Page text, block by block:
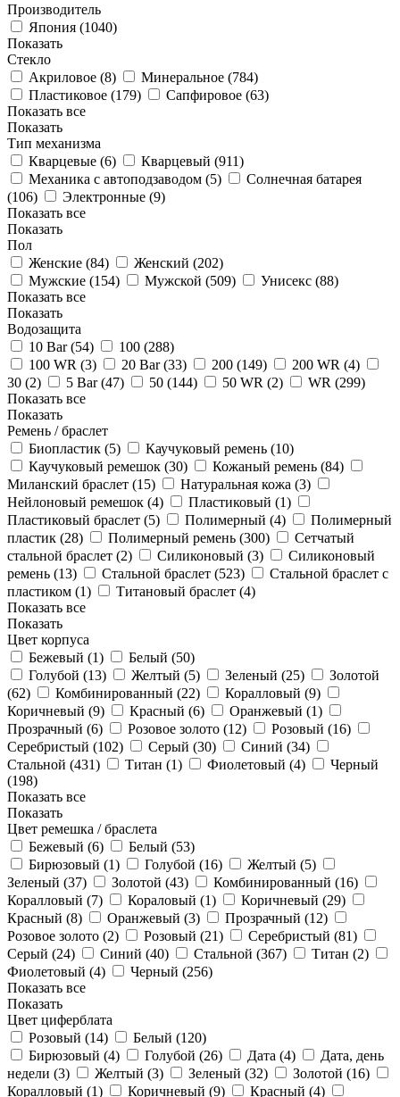
Производитель
Япония (1040)
Показать
Стекло
Акриловое (8) Минеральное (784)
Пластиковое (179) Сапфировое (63)
Показать все
Показать
Тип механизма
Кварцевые (6) Кварцевый (911)
Механика с автоподзаводом (5)
Солнечная батарея
(106) Электронные (9)
Показать все
Показать
Пол
Женские (84) Женский (202)
Мужские (154) Мужской (509) Унисекс (88)
Показать все
Показать
Водозащита
10 Bar (54) 100 (288)
100 WR (3) 20 Bar (33) 200 (149) 200 WR (4)
30 (2) 5 Bar (47) 50 (144) 50 WR (2) WR (299)
Показать все
Показать
Ремень / браслет
Биопластик (5) Каучуковый ремень (10)
Каучуковый ремешок (30) Кожаный ремень (84)
Миланский браслет (15) Натуральная кожа (3)
Нейлоновый ремешок (4) Пластиковый (1)
Пластиковый браслет (5) Полимерный (4)
Полимерный
пластик (28) Полимерный ремень (300)
Сетчатый
стальной браслет (2) Силиконовый (3)
Силиконовый
ремень (13) Стальной браслет (523)
Стальной браслет с
пластиком (1) Титановый браслет (4)
Показать все
Показать
Цвет корпуса
Бежевый (1) Белый (50)
Голубой (13) Желтый (5) Зеленый (25)
Золотой
(62) Комбинированный (22) Коралловый (9)
Коричневый (9) Красный (6) Оранжевый (1)
Прозрачный (6) Розовое золото (12) Розовый (16)
Серебристый (102) Серый (30) Синий (34)
Стальной (431) Титан (1) Фиолетовый (4)
Черный
(198)
Показать все
Показать
Цвет ремешка / браслета
Бежевый (6) Белый (53)
Бирюзовый (1) Голубой (16) Желтый (5)
Зеленый (37) Золотой (43) Комбинированный (16)
Коралловый (7) Кораловый (1) Коричневый (29)
Красный (8) Оранжевый (3) Прозрачный (12)
Розовое золото (2) Розовый (21) Серебристый (81)
Серый (24) Синий (40) Стальной (367) Титан (2)
Фиолетовый (4) Черный (256)
Показать все
Показать
Цвет циферблата
Розовый (14) Белый (120)
Бирюзовый (4) Голубой (26) Дата (4)
Дата, день
недели (3) Желтый (3) Зеленый (32) Золотой (16)
Коралловый (1) Коричневый (9) Красный (4)